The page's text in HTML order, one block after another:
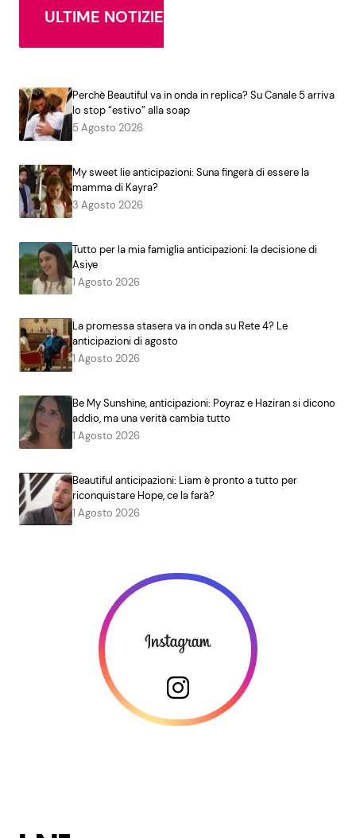
ULTIME NOTIZIE
Perchè Beautiful va in onda in replica? Su Canale 5 arriva
lo stop “estivo” alla soap
5 Agosto 2026
My sweet lie anticipazioni: Suna fingerà di essere la
mamma di Kayra?
3 Agosto 2026
Tutto per la mia famiglia anticipazioni: la decisione di
Asiye
1 Agosto 2026
La promessa stasera va in onda su Rete 4? Le
anticipazioni di agosto
1 Agosto 2026
Be My Sunshine, anticipazioni: Poyraz e Haziran si dicono
addio, ma una verità cambia tutto
1 Agosto 2026
Beautiful anticipazioni: Liam è pronto a tutto per
riconquistare Hope, ce la farà?
1 Agosto 2026